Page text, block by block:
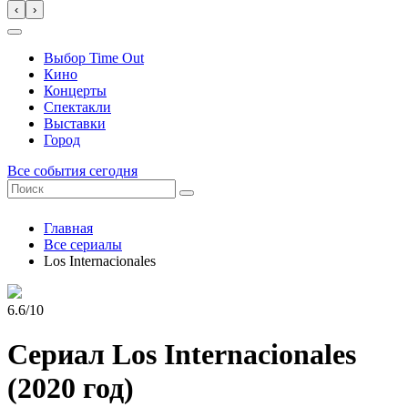
‹ ›
Выбор Time Out
Кино
Концерты
Спектакли
Выставки
Город
Все события сегодня
Главная
Все сериалы
Los Internacionales
6.6/10
Сериал Los Internacionales
(2020 год)